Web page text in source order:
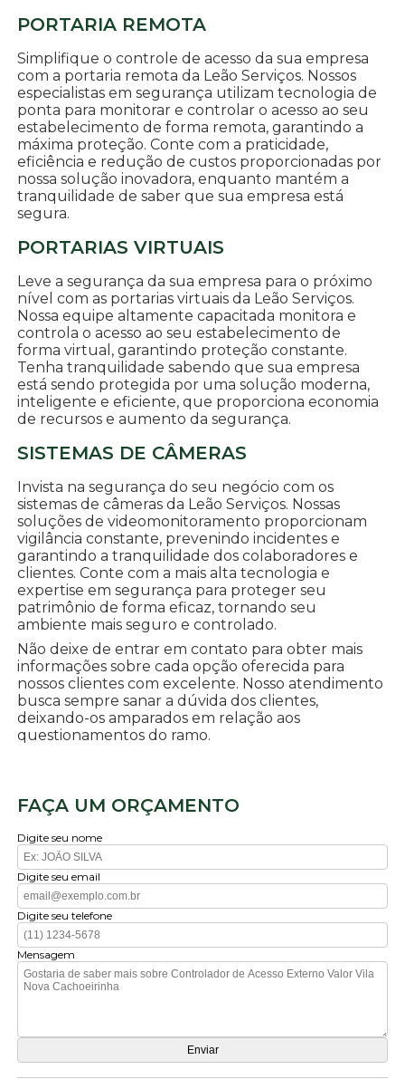
PORTARIA REMOTA
Simplifique o controle de acesso da sua empresa
com a portaria remota da Leão Serviços. Nossos
especialistas em segurança utilizam tecnologia de
ponta para monitorar e controlar o acesso ao seu
estabelecimento de forma remota, garantindo a
máxima proteção. Conte com a praticidade,
eficiência e redução de custos proporcionadas por
nossa solução inovadora, enquanto mantém a
tranquilidade de saber que sua empresa está
segura.
PORTARIAS VIRTUAIS
Leve a segurança da sua empresa para o próximo
nível com as portarias virtuais da Leão Serviços.
Nossa equipe altamente capacitada monitora e
controla o acesso ao seu estabelecimento de
forma virtual, garantindo proteção constante.
Tenha tranquilidade sabendo que sua empresa
está sendo protegida por uma solução moderna,
inteligente e eficiente, que proporciona economia
de recursos e aumento da segurança.
SISTEMAS DE CÂMERAS
Invista na segurança do seu negócio com os
sistemas de câmeras da Leão Serviços. Nossas
soluções de videomonitoramento proporcionam
vigilância constante, prevenindo incidentes e
garantindo a tranquilidade dos colaboradores e
clientes. Conte com a mais alta tecnologia e
expertise em segurança para proteger seu
patrimônio de forma eficaz, tornando seu
ambiente mais seguro e controlado.
Não deixe de entrar em contato para obter mais
informações sobre cada opção oferecida para
nossos clientes com excelente. Nosso atendimento
busca sempre sanar a dúvida dos clientes,
deixando-os amparados em relação aos
questionamentos do ramo.
FAÇA UM ORÇAMENTO
Digite seu nome
Digite seu email
Digite seu telefone
Mensagem